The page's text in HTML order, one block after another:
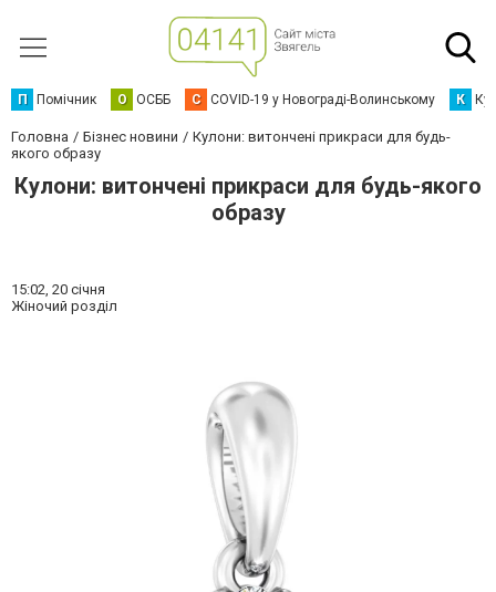
П Помічник О ОСББ C COVID-19 у Новограді-Волинському К
Головна Бізнес новини
Кулони: витончені прикраси для будь-
якого образу
Кулони: витончені прикраси для будь-якого
образу
15:02, 20 січня
Жіночий розділ